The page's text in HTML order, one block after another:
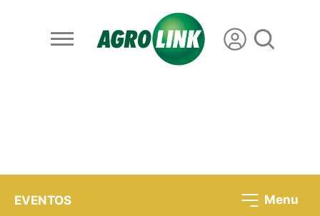
EVENTOS Menu